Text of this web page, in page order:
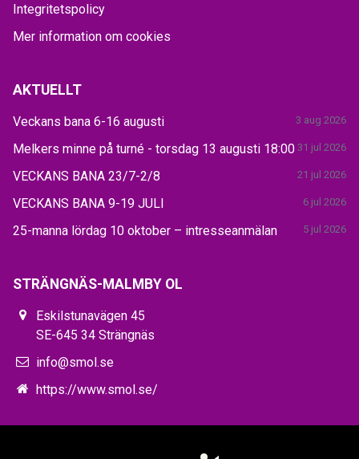
Integritetspolicy
Mer information om cookies
AKTUELLT
Veckans bana 6-16 augusti 3 aug 2026
Melkers minne på turné - torsdag 13 augusti 18:00 31 jul 2026
VECKANS BANA 23/7-2/8 21 jul 2026
VECKANS BANA 9-19 JULI 6 jul 2026
25-manna lördag 10 oktober – intresseanmälan 5 jul 2026
STRÄNGNÄS-MALMBY OL
Eskilstunavägen 45
SE-645 34 Strängnäs
info@smol.se
https://www.smol.se/